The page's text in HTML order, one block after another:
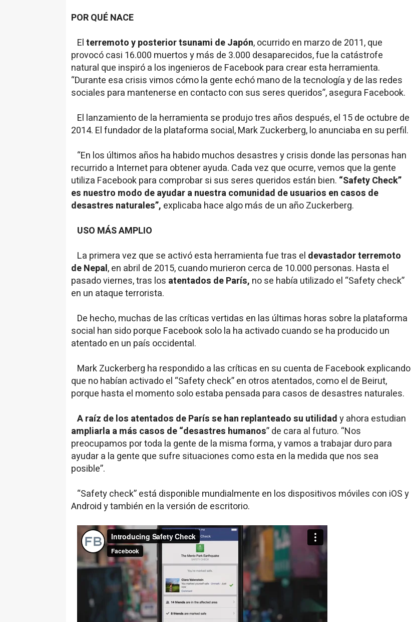
POR QUÉ NACE
Elterremoto y posterior tsunami de Japón, ocurrido en marzo de 2011, que
provocó casi 16.000 muertos y más de 3.000 desaparecidos, fue la catástrofe
natural que inspiró a los ingenieros de Facebook para crear esta herramienta.
“Durante esa crisis vimos cómo la gente echó mano de la tecnología y de las redes
sociales para mantenerse en contacto con sus seres queridos”, asegura Facebook.
El lanzamiento de la herramienta se produjo tres años después, el 15 de octubre de
2014. El fundador de la plataforma social, Mark Zuckerberg, lo anunciaba en su perfil.
“En los últimos años ha habido muchos desastres y crisis donde las personas han
recurrido a Internet para obtener ayuda. Cada vez que ocurre, vemos que la gente
utiliza Facebook para comprobar si sus seres queridos están bien. “Safety Check”
es nuestro modo de ayudar a nuestra comunidad de usuarios en casos de
desastres naturales”, explicaba hace algo más de un año Zuckerberg.
USO MÁS AMPLIO
La primera vez que se activó esta herramienta fue tras el devastador terremoto
de Nepal, en abril de 2015, cuando murieron cerca de 10.000 personas. Hasta el
pasado viernes, tras los atentados de París, no se había utilizado el “Safety check”
en un ataque terrorista.
De hecho, muchas de las críticas vertidas en las últimas horas sobre la plataforma
social han sido porque Facebook solo la ha activado cuando se ha producido un
atentado en un país occidental.
Mark Zuckerberg ha respondido a las críticas en su cuenta de Facebook explicando
que no habían activado el “Safety check” en otros atentados, como el de Beirut,
porque hasta el momento solo estaba pensada para casos de desastres naturales.
A raíz de los atentados de París se han replanteado su utilidady ahora estudian
ampliarla a más casos de “desastres humanos” de cara al futuro. “Nos
preocupamos por toda la gente de la misma forma, y vamos a trabajar duro para
ayudar a la gente que sufre situaciones como esta en la medida que nos sea
posible”.
“Safety check” está disponible mundialmente en los dispositivos móviles con iOS y
Android y también en la versión de escritorio.